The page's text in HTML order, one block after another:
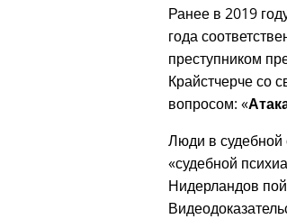
Ранее в 2019
года
преступником
Крайстчерче со
вопросом:
Люди в судебной
судебной
Нидерландов